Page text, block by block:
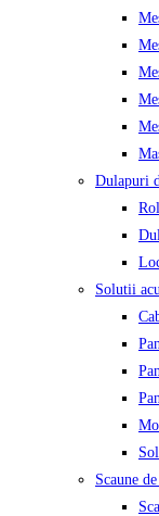
Dulapuri
Solutii
Scaune